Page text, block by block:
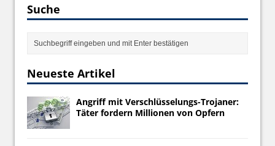
Suche
Neueste Artikel
Angriff mit Verschlüsselungs-Trojaner:
Täter fordern Millionen von Opfern